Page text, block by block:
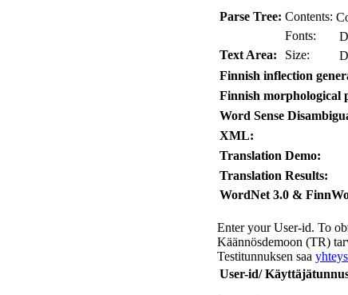
Parse Tree: Contents:
Fonts:
Text Area:
Size:
Finnish inflection
Finnish morphological
Word Sense
XML:
Translation Demo:
Translation Results:
WordNet 3.0 &
Enter your User-id. To
Käännösdemoon (TR)
Testitunnuksen saa
User-id/